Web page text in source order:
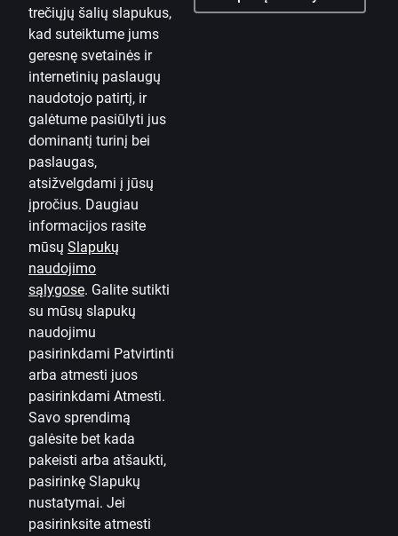
trečiųjų šalių slapukus,
kad suteiktume jums
geresnę svetainės ir
internetinių paslaugų
naudotojo patirtį, ir
galėtume pasiūlyti jus
dominantį turinį bei
paslaugas,
atsižvelgdami į jūsų
įpročius. Daugiau
informacijos rasite
mūsų Slapukų
naudojimo
sąlygose. Galite sutikti
su mūsų slapukų
naudojimu
pasirinkdami Patvirtinti
arba atmesti juos
pasirinkdami Atmesti.
Savo sprendimą
galėsite bet kada
pakeisti arba atšaukti,
pasirinkę Slapukų
nustatymai. Jei
pasirinksite atmesti